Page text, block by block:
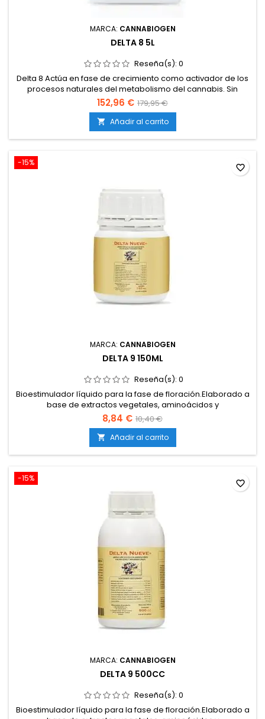
MARCA: CANNABIOGEN
DELTA 8 5L
Reseña(s): 0
Delta 8 Actúa en fase de crecimiento como activador de los
procesos naturales del metabolismo del cannabis. Sin
alterarlo incrementando una actividad enzimática muy
específica y determinante para el desarrollo vegetativo.
Proporciona de forma natural un gran número de macro y
micronutrientes, hidratos de carbono, aminoácidos,
vitaminas y promotores...
152,96 € 179,95 €
 Añadir al carrito
-15%
MARCA: CANNABIOGEN
DELTA 9 150ML
Reseña(s): 0
Bioestimulador líquido para la fase de floración.Elaborado a
base de extractos vegetales, aminoácidos y
carbohidratos.Favorece la producción de flores más
densas, resinosas y aromáticas.Aumenta la síntesis de
terpenos y aceites esenciales.Compatible con tierra, coco e
hidroponía.
8,84 € 10,40 €
 Añadir al carrito
favorite_border
-15%
MARCA: CANNABIOGEN
DELTA 9 500CC
Reseña(s): 0
Bioestimulador líquido para la fase de floración.Elaborado a
favorite_border